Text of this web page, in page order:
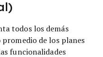
todos los demás
de los planes
funcionalidades